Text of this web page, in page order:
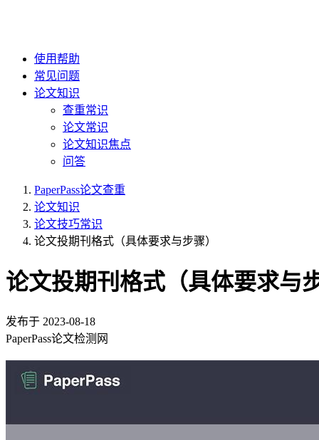
使用帮助
常见问题
论文知识
查重常识
论文常识
论文知识焦点
问答
PaperPass论文查重
论文知识
论文技巧常识
论文投期刊格式（具体要求与步骤）
论文投期刊格式（具体要求与
发布于 2023-08-18
PaperPass论文检测网